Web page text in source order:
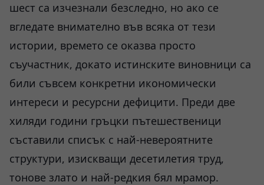
шест са изчезнали безследно, но ако се
вгледате внимателно във всяка от тези
истории, времето се оказва просто
съучастник, докато истинските виновници са
били съвсем конкретни икономически
интереси и ресурсни дефицити. Преди две
хиляди години гръцки пътешественици
съставили списък с най-невероятните
структури, изискващи десетилетия труд,
тонове злато и най-редкия бял мрамор.